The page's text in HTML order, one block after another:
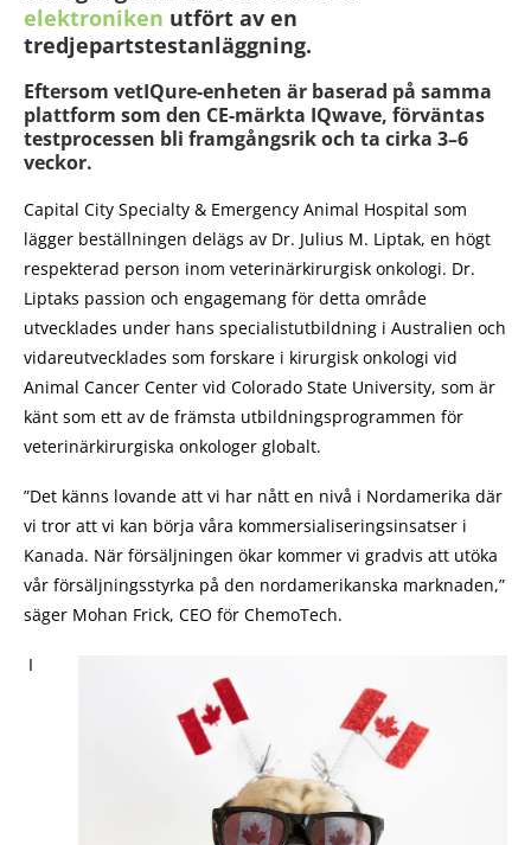
elektroniken utfört av en
tredjepartstestanläggning.
Eftersom vetIQure-enheten är baserad på samma
plattform som den CE-märkta IQwave, förväntas
testprocessen bli framgångsrik och ta cirka 3–6
veckor.
Capital City Specialty & Emergency Animal Hospital som
lägger beställningen delägs av Dr. Julius M. Liptak, en högt
respekterad person inom veterinärkirurgisk onkologi. Dr.
Liptaks passion och engagemang för detta område
utvecklades under hans specialistutbildning i Australien och
vidareutvecklades som forskare i kirurgisk onkologi vid
Animal Cancer Center vid Colorado State University, som är
känt som ett av de främsta utbildningsprogrammen för
veterinärkirurgiska onkologer globalt.
”Det känns lovande att vi har nått en nivå i Nordamerika där
vi tror att vi kan börja våra kommersialiseringsinsatser i
Kanada. När försäljningen ökar kommer vi gradvis att utöka
vår försäljningsstyrka på den nordamerikanska marknaden,”
säger Mohan Frick, CEO för ChemoTech.
I